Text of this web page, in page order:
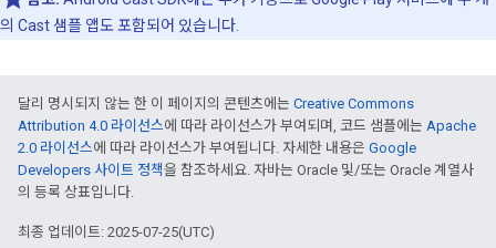
의 Cast 샘플 앱도 포함되어 있습니다.
달리 명시되지 않는 한 이 페이지의 콘텐츠에는 Creative Commons
Attribution 4.0 라이선스에 따라 라이선스가 부여되며, 코드 샘플에는 Apache
2.0 라이선스에 따라 라이선스가 부여됩니다. 자세한 내용은 Google
Developers 사이트 정책을 참조하세요. 자바는 Oracle 및/또는 Oracle 계열사
의 등록 상표입니다.
최종 업데이트: 2025-07-25(UTC)